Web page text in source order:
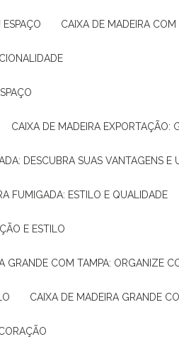
CAIXA DE MADEIRA
CAIXA DE MADEIRA EXPORTAÇÃO:
DESCUBRA SUAS VANTAGENS E
FUMIGADA: ESTILO E QUALIDADE
E ESTILO
GRANDE COM TAMPA: ORGANIZE
CAIXA DE MADEIRA GRANDE